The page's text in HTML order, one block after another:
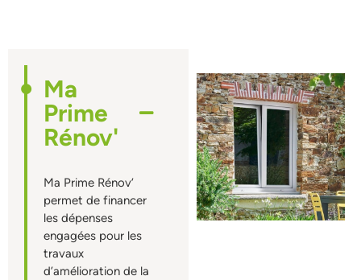
Ma
Prime
Rénov'
Ma Prime Rénov’
permet de financer
les dépenses
engagées pour les
travaux
d’amélioration de la